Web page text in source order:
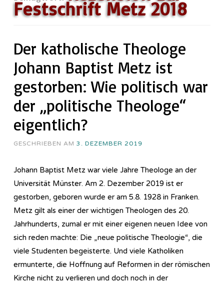
Festschrift Metz 2018
Der katholische Theologe
Johann Baptist Metz ist
gestorben: Wie politisch war
der „politische Theologe“
eigentlich?
GESCHRIEBEN AM 3. DEZEMBER 2019
Johann Baptist Metz war viele Jahre Theologe an der
Universität Münster. Am 2. Dezember 2019 ist er
gestorben, geboren wurde er am 5.8. 1928 in Franken.
Metz gilt als einer der wichtigen Theologen des 20.
Jahrhunderts, zumal er mit einer eigenen neuen Idee von
sich reden machte: Die „neue politische Theologie“, die
viele Studenten begeisterte. Und viele Katholiken
ermunterte, die Hoffnung auf Reformen in der römischen
Kirche nicht zu verlieren und doch noch in der